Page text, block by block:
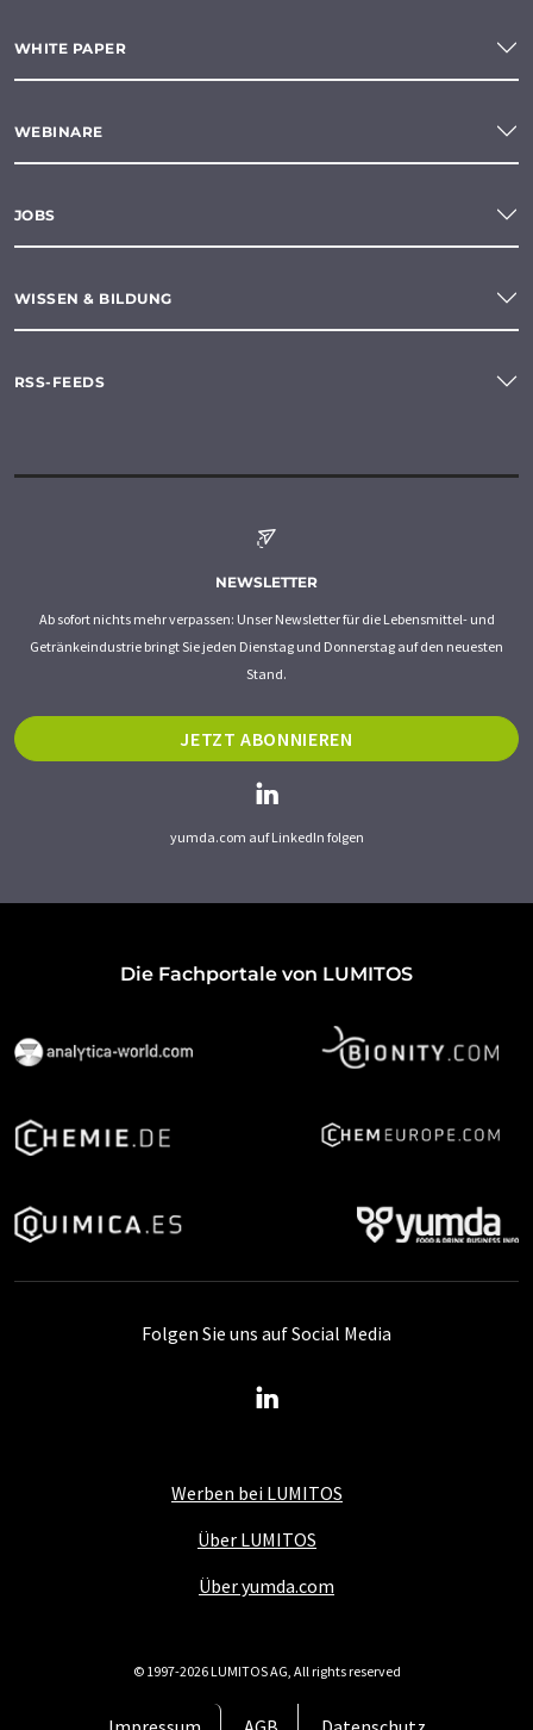
WHITE PAPER
WEBINARE
JOBS
WISSEN & BILDUNG
RSS-FEEDS
NEWSLETTER
Ab sofort nichts mehr verpassen: Unser Newsletter für die Lebensmittel- und
Getränkeindustrie bringt Sie jeden Dienstag und Donnerstag auf den neuesten
Stand.
JETZT ABONNIEREN
yumda.com auf LinkedIn folgen
Die Fachportale von LUMITOS
Werben bei LUMITOS
Über LUMITOS
Über yumda.com
Folgen Sie uns auf Social Media
© 1997-2026 LUMITOS AG, All rights reserved